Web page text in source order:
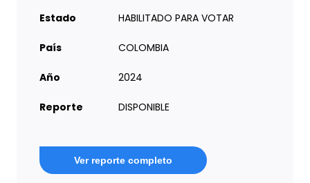
Estado HABILITADO PARA VOTAR
País COLOMBIA
Año 2024
Reporte DISPONIBLE
Ver reporte completo